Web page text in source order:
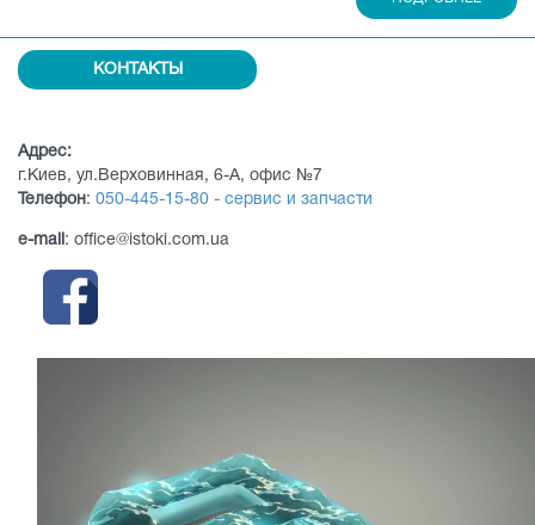
КОНТАКТЫ
Адрес:
г.Киев, ул.Верховинная, 6-А, офис №7
Телефон: 050-445-15-80 - сервис и запчасти
e-mail : office@istoki.com.ua